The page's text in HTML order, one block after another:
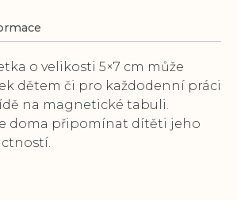
o velikosti 5×7 cm může
dětem či pro každodenní práci
na magnetické tabuli.
doma připomínat dítěti jeho